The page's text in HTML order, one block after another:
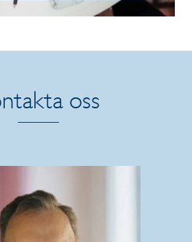
oss